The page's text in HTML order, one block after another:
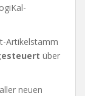
Artikelstamm
über
neuen